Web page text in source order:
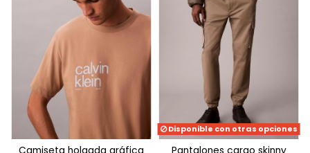
camiseta holgada gráfica
Disponible con otras opciones
pantalones cargo skinny